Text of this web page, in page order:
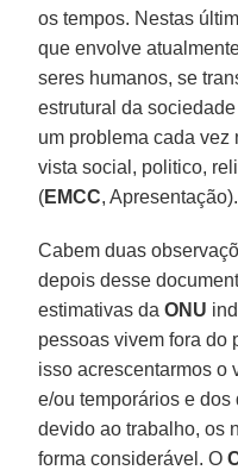
os tempos. Nestas
que envolve
seres humanos, se
estrutural da
um problema cada vez
vista social, politico,
(EMCC, Apresentação).
Cabem duas
depois desse
estimativas daONU
pessoas vivem fora do
isso acrescentarmos o
e/ou temporários e
devido ao trabalho, os
forma considerável. O